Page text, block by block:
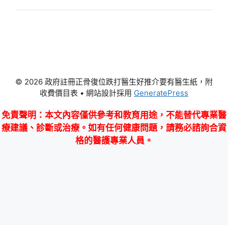
© 2026 政府註冊正骨復位跌打醫生好推介要有醫生紙，附
收費價目表 • 網站設計採用 GeneratePress
免責聲明 ：本文內容僅供參考和教育用途，不能替代專業醫
療建議、診斷或治療。如有任何健康問題，請務必諮詢合資
格的醫護專業人員。